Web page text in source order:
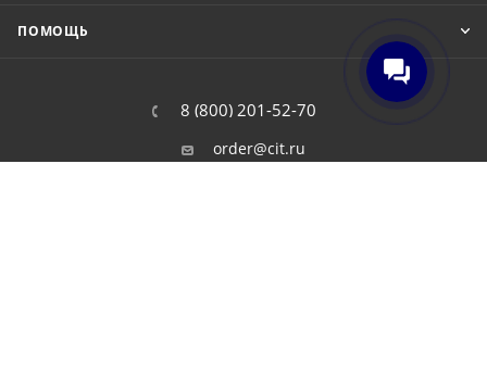
ПОМОЩЬ
8 (800) 201-52-70
order@cit.ru